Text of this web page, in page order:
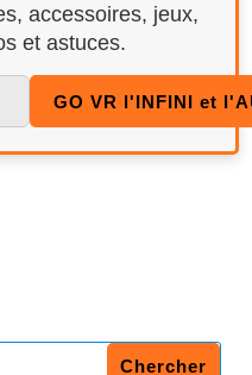
accessoires, jeux,
et astuces.